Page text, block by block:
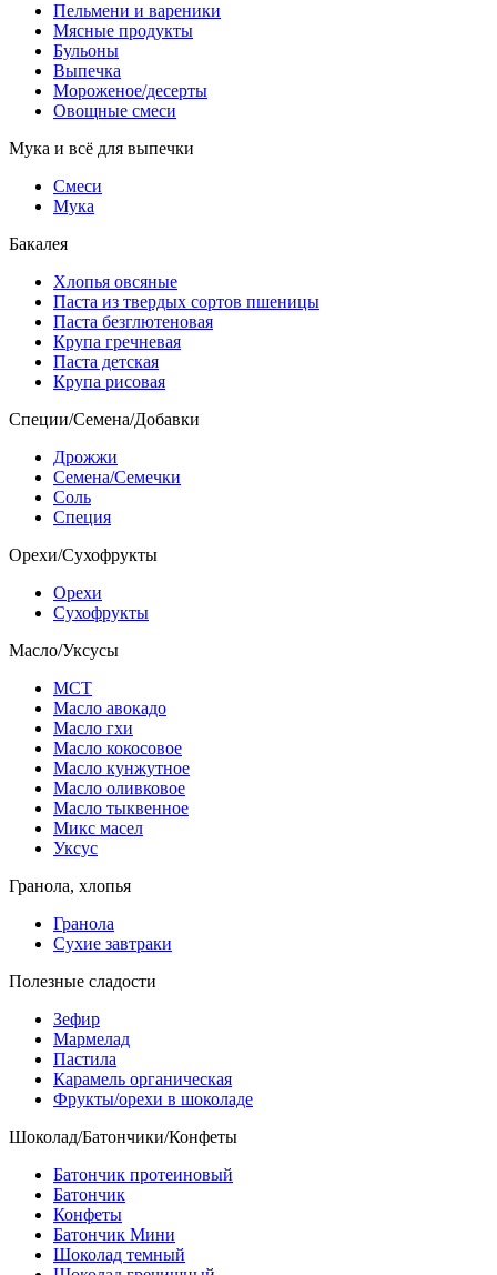
Пельмени и вареники
Мясные продукты
Бульоны
Выпечка
Мороженое/десерты
Овощные смеси
Мука и всё для выпечки
Смеси
Мука
Бакалея
Хлопья овсяные
Паста из твердых сортов пшеницы
Паста безглютеновая
Крупа гречневая
Паста детская
Крупа рисовая
Специи/Семена/Добавки
Дрожжи
Семена/Семечки
Соль
Специя
Орехи/Сухофрукты
Орехи
Сухофрукты
Масло/Уксусы
МСТ
Масло авокадо
Масло гхи
Масло кокосовое
Масло кунжутное
Масло оливковое
Масло тыквенное
Микс масел
Уксус
Гранола, хлопья
Гранола
Сухие завтраки
Полезные сладости
Зефир
Мармелад
Пастила
Карамель органическая
Фрукты/орехи в шоколаде
Шоколад/Батончики/Конфеты
Батончик протеиновый
Батончик
Конфеты
Батончик Мини
Шоколад темный